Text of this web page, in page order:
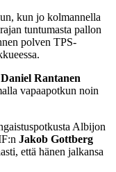
kun jo kolmannella
tuntumasta pallon
polven TPS-
Daniel Rantanen
vapaapotkun noin
Albijon
Jakob Gottberg
että hänen jalkansa